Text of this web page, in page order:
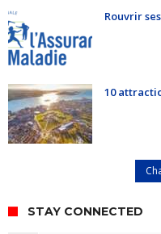
Rouvrir
10
STAY CONNECTED